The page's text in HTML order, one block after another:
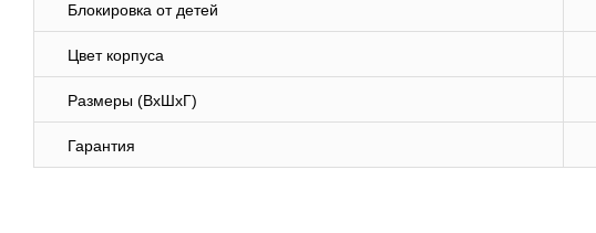
Блокировка от детей
Цвет корпуса
Размеры (ВхШхГ)
Гарантия